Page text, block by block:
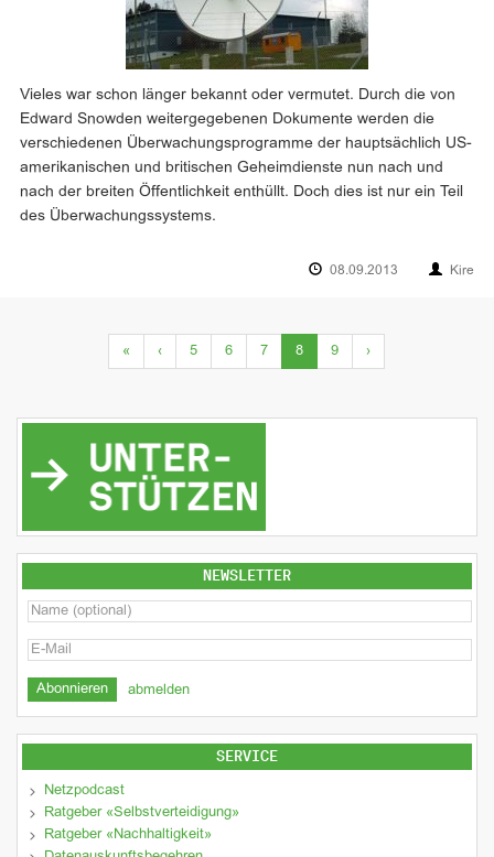
Vieles war schon länger bekannt oder vermutet. Durch die von
Edward Snowden weitergegebenen Dokumente werden die
verschiedenen Überwachungsprogramme der hauptsächlich US-
amerikanischen und britischen Geheimdienste nun nach und
nach der breiten Öffentlichkeit enthüllt. Doch dies ist nur ein Teil
des Überwachungssystems.
08.09.2013 Kire
« ‹ 5 6 7 8(current)
9 ›
NEWSLETTER
abmelden
SERVICE
Netzpodcast
Ratgeber «Selbstverteidigung»
Ratgeber «Nachhaltigkeit»